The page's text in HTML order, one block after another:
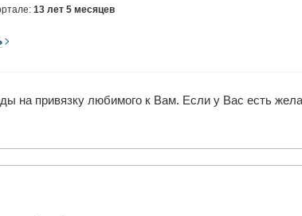
13 лет 5 месяцев
на привязку любимого к Вам. Если у Вас есть